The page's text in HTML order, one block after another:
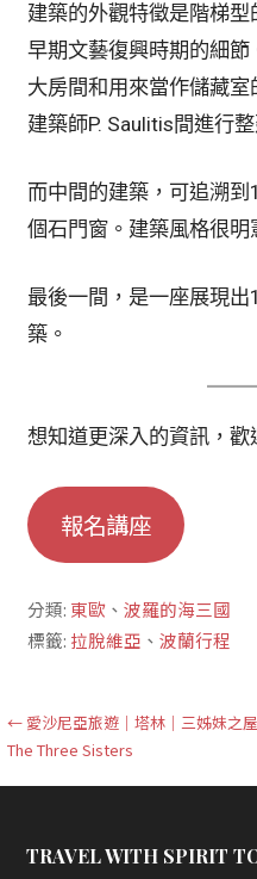
建築的外觀特徵是階梯
早期文藝復興時期的細
大房間和用來當作儲藏
建築師P. Saulitis間進行整
而中間的建築，可追溯
個石門窗。建築風格很明
最後一間，是一座展現
築。
想知道更深入的資訊，
報名講座
分類: 東歐 、波羅的海三國
標籤: 拉脫維亞 、波蘭行程
文
章
覽
← 愛沙尼亞旅遊｜塔林｜三姊妹之屋
The Three Sisters
TRAVEL WITH SPIRIT